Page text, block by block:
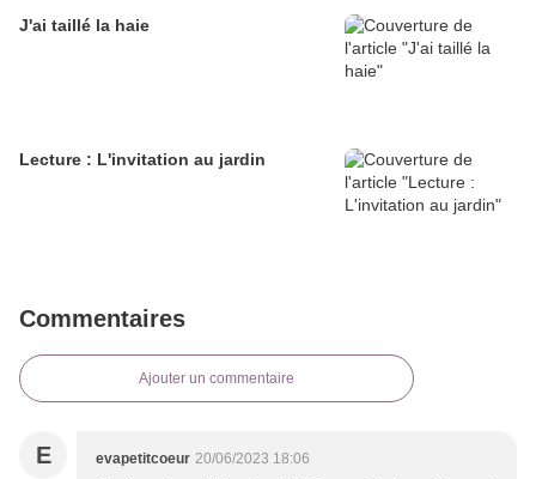
J'ai taillé la haie
Lecture : L'invitation au jardin
Commentaires
Ajouter un commentaire
E evapetitcoeur 20/06/2023 18:06